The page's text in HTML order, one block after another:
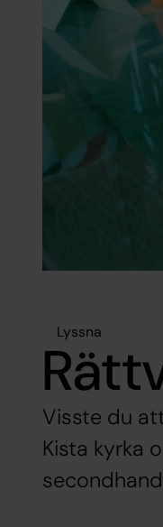
Lyssna
Visste du
Kista kyrka